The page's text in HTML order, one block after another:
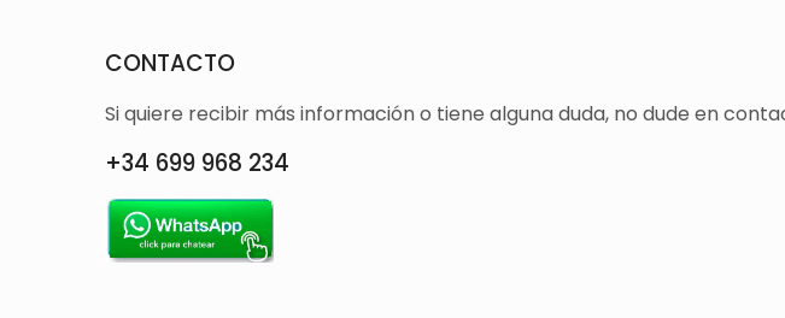
CONTACTO
Si quiere recibir más información o tiene alguna duda, no dude en
+34 699 968 234